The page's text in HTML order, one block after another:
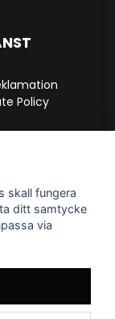
Policy
skall fungera
ditt samtycke
via